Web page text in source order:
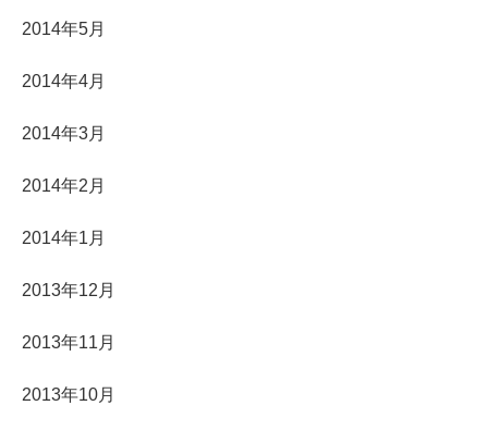
2014年5月
2014年4月
2014年3月
2014年2月
2014年1月
2013年12月
2013年11月
2013年10月